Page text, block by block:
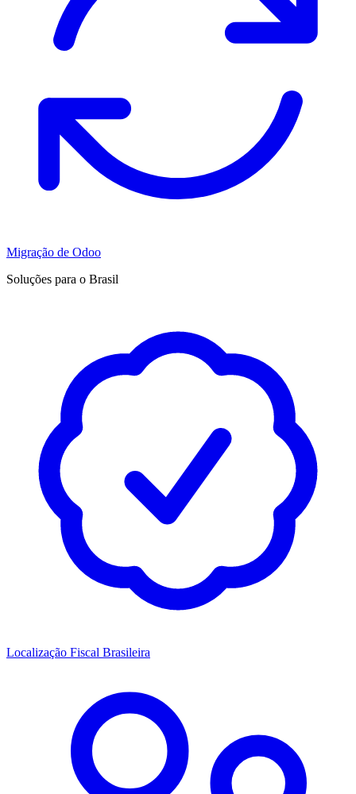
Migração de Odoo
Soluções para o Brasil
Localização Fiscal Brasileira